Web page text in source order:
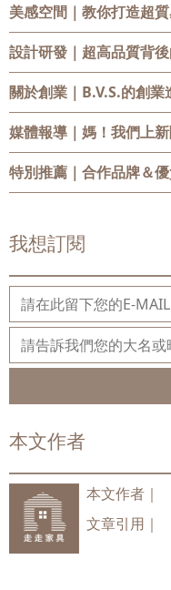
美感空間 ｜教你打造超
設計研發 ｜超高品質背
關於創業 ｜B.V.S.的創業
媒體報導 ｜媽！我們上
特別推薦 ｜合作品牌＆
我想訂閱
本文作者
本文作者｜
文章引用｜